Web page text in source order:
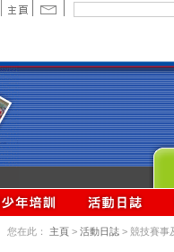
您在此： 主頁 > 活動日誌 > 競技賽事